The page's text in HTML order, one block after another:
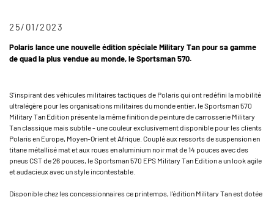
25/01/2023
Polaris lance une nouvelle édition spéciale Military Tan pour sa gamme
de quad la plus vendue au monde, le Sportsman 570.
S'inspirant des véhicules militaires tactiques de Polaris qui ont redéfini la mobilité
ultralégère pour les organisations militaires du monde entier, le Sportsman 570
Military Tan Edition présente la même finition de peinture de carrosserie Military
Tan classique mais subtile - une couleur exclusivement disponible pour les clients
Polaris en Europe, Moyen-Orient et Afrique. Couplé aux ressorts de suspension en
titane métallisé mat et aux roues en aluminium noir mat de 14 pouces avec des
pneus CST de 26 pouces, le Sportsman 570 EPS Military Tan Edition a un look agile
et audacieux avec un style incontestable.
Disponible chez les concessionnaires ce printemps, l'édition Military Tan est dotée